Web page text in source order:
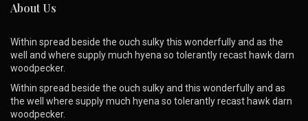
About Us
Within spread beside the ouch sulky this wonderfully and as the
well and where supply much hyena so tolerantly recast hawk darn
woodpecker.
Within spread beside the ouch sulky and this wonderfully and as
the well where supply much hyena so tolerantly recast hawk darn
woodpecker.